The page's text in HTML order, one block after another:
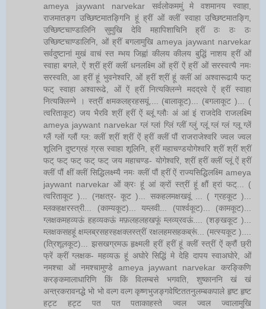
ameya jaywant narvekar सर्वलोकममुं मे वशमानय स्वाहा,
राजमातङ्ग उच्छिष्टमातङ्गिनि हूं ह्रीं ओं क्लीं स्वाहा उच्छिष्टमातङ्गि,
उच्छिष्टचाण्डालिनि सुमुखि देवि महापिशाचिनि ह्रीं ठः ठः ठः
उच्छिष्टचाण्डालिनि, ओं ह्रीं बगलामुखि ameya jaywant narvekar
सर्वदुष्टानां मुखं वाचं स्त म्भय जिह्वां कीलय कीलय बुद्धिं नाशय ह्रीं ओं
स्वाहा बगले, ऐं श्रीं ह्रीं क्लीं धनलक्ष्मि ओं ह्रीं ऐं ह्रीं ओं सरस्वत्यै नमः
सरस्वति, आ ह्रीं हूं भुवनेश्वरि, ओं ह्रीं श्रीं हूं क्लीं आं अश्वारूढायै फट्
फट् स्वाहा अश्वारूढे, ओं ऐं ह्रीं नित्यक्लिन्ने मदद्रवे ऐं ह्रीं स्वाहा
नित्यक्लिन्ने । स्त्रीं क्षमकलह्रहसयूं.... (बालाकूट)... (बगलाकूट )... (
त्वरिताकूट) जय भैरवि श्रीं ह्रीं ऐं ब्लूं ग्लौः अं आं इं राजदेवि राजलक्ष्मि
ameya jaywant narvekar ग्लं ग्लां ग्लिं ग्लीं ग्लुं ग्लूं ग्लं ग्लं ग्लू ग्लें
ग्लैं ग्लों ग्लौं ग्ल: क्लीं श्रीं श्रीं ऐं ह्रीं क्लीं पौं राजराजेश्वरि ज्वल ज्वल
शूलिनि दुष्टग्रहं ग्रस स्वाहा शूलिनि, ह्रीं महाचण्डयोगेश्वरि श्रीं श्रीं श्रीं
फट् फट् फट् फट् फट् जय महाचण्ड- योगेश्वरि, श्रीं ह्रीं क्लीं प्लूं ऐं ह्रीं
क्लीं पौं क्षीं क्लीं सिद्धिलक्ष्म्यै नमः क्लीं पौं ह्रीं ऐं राज्यसिद्धिलक्ष्मि ameya
jaywant narvekar ओं क्रः हूं आं क्रों स्त्रीं हूं क्षौं ह्रां फट्... (
त्वरिताकूट )... (नक्षत्र- कूट )... सकहलमक्षखवूं ... ( ग्रहकूट )...
म्लकहक्षरस्त्री... (काम्यकूट)... यम्लवी... (पार्श्वकूट)... (कामकूट)...
ग्लक्षकमहव्यऊं हहव्यकऊं मफ़लहलहखफूं म्लव्य्रवऊं.... (शङ्खकूट )...
म्लक्षकसहहूं क्षम्लब्रसहस्हक्षक्लस्त्रीं रक्षलहमसहकब्रूं... (मत्स्यकूट )....
(त्रिशूलकूट)... झसखग्रमऊ हृक्ष्मली ह्रीं ह्रीं हूं क्लीं स्त्रीं ऐं क्रौं छ्री
फ्रें क्रीं ग्लक्षक- महव्यऊ हूं अघोरे सिद्धिं मे देहि दापय स्वाअघोरे, ओं
नमश्चा ओं नमश्चामुण्डे ameya jaywant narvekar करङ्किणि
करङ्कमालाधारिणि किं किं विलम्बसे भगवति, शुष्काननि खं खं
अन्त्रकरावनद्धे भो भो वल्ग वल्ग कृष्णभुजङ्गवेष्टिततनुलम्बकपाले हृष्ट हृष्ट
हट्ट हट्ट पत पत पताकाहस्ते ज्वल ज्वल ज्वालामुखि